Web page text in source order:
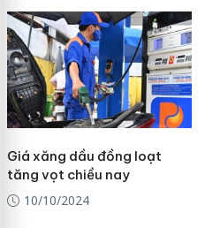
Giá xăng dầu đồng loạt
tăng vọt chiều nay
10/10/2024